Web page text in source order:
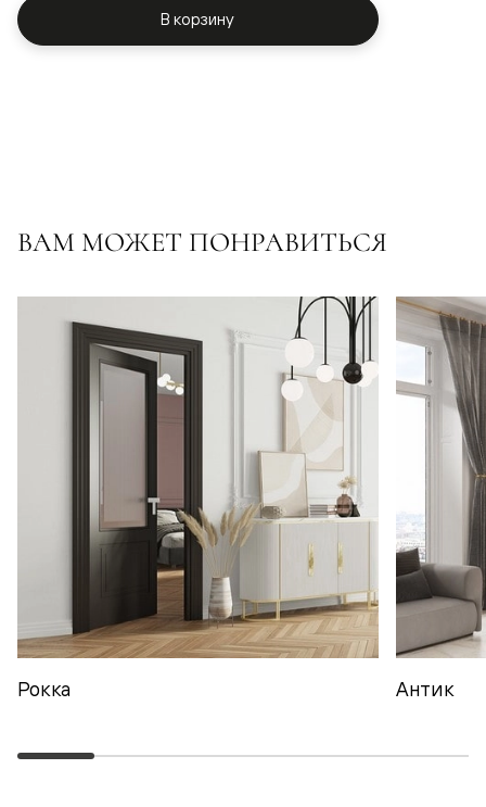
В корзину
ВАМ МОЖЕТ ПОНРАВИТЬСЯ
Рокка Антик